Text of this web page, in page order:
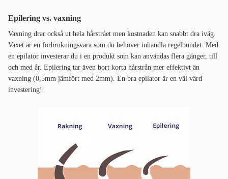
Epilering vs. vaxning
Vaxning drar också ut hela hårstrået men kostnaden kan snabbt dra iväg.
Vaxet är en förbrukningsvara som du behöver inhandla regelbundet. Med
en epilator investerar du i en produkt som kan användas flera gånger, till
och med år. Epilering tar även bort korta hårstrån mer effektivt än
vaxning (0,5mm jämfört med 2mm). En bra epilator är en väl värd
investering!